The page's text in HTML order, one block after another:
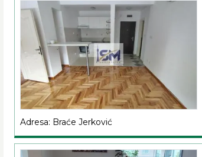
Adresa: Braće Jerković